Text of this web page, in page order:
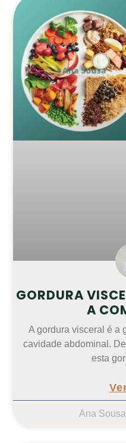
GORDURA
A
A gordura visceral é a
cavidade abdominal.
esta
Ana Sousa